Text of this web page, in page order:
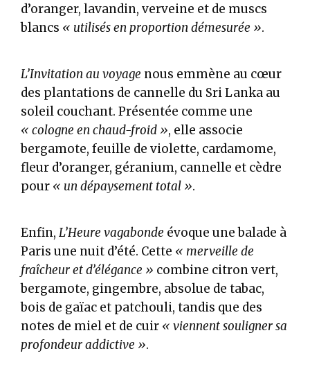
d’oranger, lavandin, verveine et de muscs
blancs « utilisés en proportion démesurée ».
L’Invitation au voyage nous emmène au cœur
des plantations de cannelle du Sri Lanka au
soleil couchant. Présentée comme une
« cologne en chaud-froid », elle associe
bergamote, feuille de violette, cardamome,
fleur d’oranger, géranium, cannelle et cèdre
pour « un dépaysement total ».
Enfin, L’Heure vagabonde évoque une balade à
Paris une nuit d’été. Cette « merveille de
fraîcheur et d’élégance » combine citron vert,
bergamote, gingembre, absolue de tabac,
bois de gaïac et patchouli, tandis que des
notes de miel et de cuir « viennent souligner sa
profondeur addictive ».